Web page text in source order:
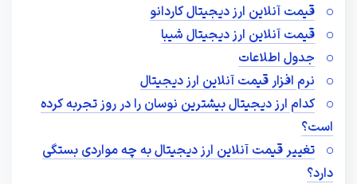
قیمت آنلاین ارز دیجیتال کاردانو
قیمت آنلاین ارز دیجیتال شیبا
جدول اطلاعات
نرم افزار قیمت آنلاین ارز دیجیتال
کدام ارز دیجیتال بیشترین نوسان را در روز تجربه کرده
است؟
تغییر قیمت آنلاین ارز دیجیتال به چه مواردی بستگی
دارد؟